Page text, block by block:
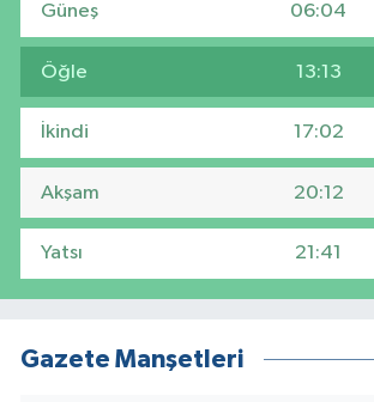
Güneş 06:04
Öğle 13:13
İkindi 17:02
Akşam 20:12
Yatsı 21:41
Gazete Manşetleri